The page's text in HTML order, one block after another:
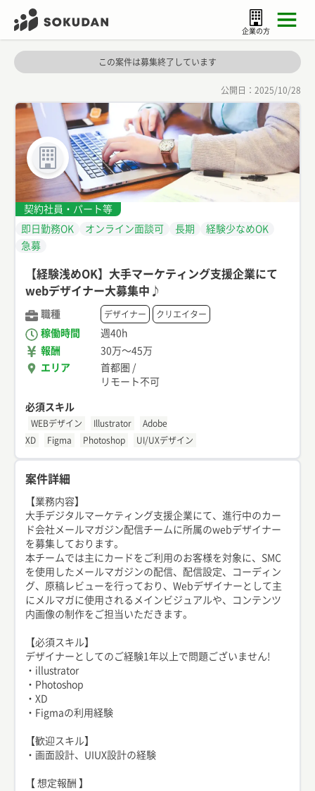
企業の方
この案件は募集終了しています
公開日： 2025/10/28
契約社員・パート等
即日勤務OK
オンライン面談可 長期
経験少なめOK
急募
【経験浅めOK】大手マーケティング支援企業にて
webデザイナー大募集中♪
職種 デザイナー クリエイター
稼働時間
週40h
報酬
30万〜45万
エリア
首都圏 /
リモート不可
必須スキル
WEBデザイン Illustrator
Adobe
XD
Figma Photoshop UI/UXデザイン
案件詳細
【業務内容】
大手デジタルマーケティング支援企業にて、進行中のカー
ド会社メールマガジン配信チームに所属のwebデザイナー
を募集しております。
本チームでは主にカードをご利用のお客様を対象に、SMC
を使用したメールマガジンの配信、配信設定、コーディン
グ、原稿レビューを行っており、Webデザイナーとして主
にメルマガに使用されるメインビジュアルや、コンテンツ
内画像の制作をご担当いただきます。
【必須スキル】
デザイナーとしてのご経験1年以上で問題ございません!
・illustrator
・Photoshop
・XD
・Figmaの利用経験
【歓迎スキル】
・画面設計、UIUX設計の経験
【 想定報酬 】